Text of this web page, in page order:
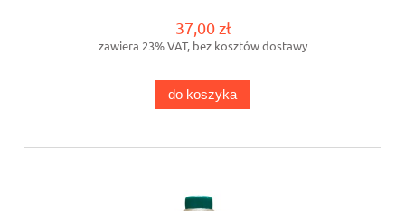
37,00 zł
zawiera 23% VAT, bez kosztów dostawy
do koszyka